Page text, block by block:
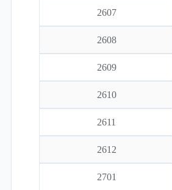
2607
2608
2609
2610
2611
2612
2701